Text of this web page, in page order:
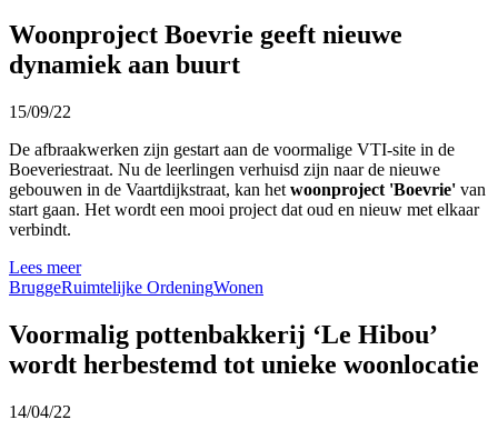
Woonproject Boevrie geeft nieuwe
dynamiek aan buurt
15/09/22
De afbraakwerken zijn gestart aan de voormalige VTI-site in de
Boeveriestraat. Nu de leerlingen verhuisd zijn naar de nieuwe
gebouwen in de Vaartdijkstraat, kan het woonproject 'Boevrie' van
start gaan. Het wordt een mooi project dat oud en nieuw met elkaar
verbindt.
Lees meer
BruggeRuimtelijke OrdeningWonen
Voormalig pottenbakkerij ‘Le Hibou’
wordt herbestemd tot unieke woonlocatie
14/04/22